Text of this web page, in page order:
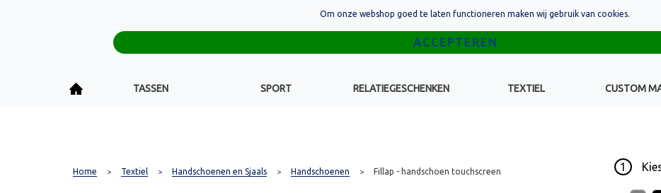
TASSEN SPORT RELATIEGESCHENKEN TEXTIEL CUSTOM
Home > Textiel > Handschoenen en Sjaals > Handschoenen > Fillap - handschoen touchscreen 1
Om onze webshop goed te laten functioneren maken wij gebruik van cookies.